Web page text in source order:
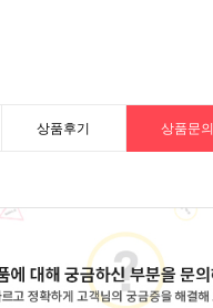
상품후기 상품문의